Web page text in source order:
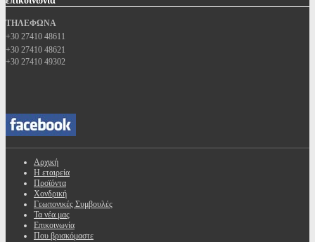
ΤΗΛΕΦΩΝΑ
+30 27410 48611
+30 27410 48621
+30 27410 49302
Αρχική
Η εταιρεία
Προϊόντα
Χονδρική
Γεωπονικές Συμβουλές
Τα νέα μας
Επικοινωνία
Που βρισκόμαστε